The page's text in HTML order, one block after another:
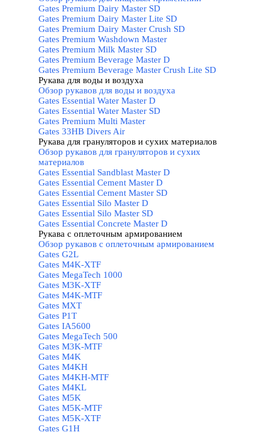
Gates Premium Dairy Master SD
Gates Premium Dairy Master Lite SD
Gates Premium Dairy Master Crush SD
Gates Premium Washdown Master
Gates Premium Milk Master SD
Gates Premium Beverage Master D
Gates Premium Beverage Master Crush Lite SD
Рукава для воды и воздуха
Обзор рукавов для воды и воздуха
Gates Essential Water Master D
Gates Essential Water Master SD
Gates Premium Multi Master
Gates 33HB Divers Air
Рукава для грануляторов и сухих материалов
Обзор рукавов для грануляторов и сухих
материалов
Gates Essential Sandblast Master D
Gates Essential Cement Master D
Gates Essential Cement Master SD
Gates Essential Silo Master D
Gates Essential Silo Master SD
Gates Essential Concrete Master D
Рукава с оплеточным армированием
Обзор рукавов с оплеточным армированием
Gates G2L
Gates M4K-XTF
Gates MegaTech 1000
Gates M3K-XTF
Gates M4K-MTF
Gates MXT
Gates P1T
Gates IA5600
Gates MegaTech 500
Gates M3K-MTF
Gates M4K
Gates M4KH
Gates M4KH-MTF
Gates M4KL
Gates M5K
Gates M5K-MTF
Gates M5K-XTF
Gates G1H